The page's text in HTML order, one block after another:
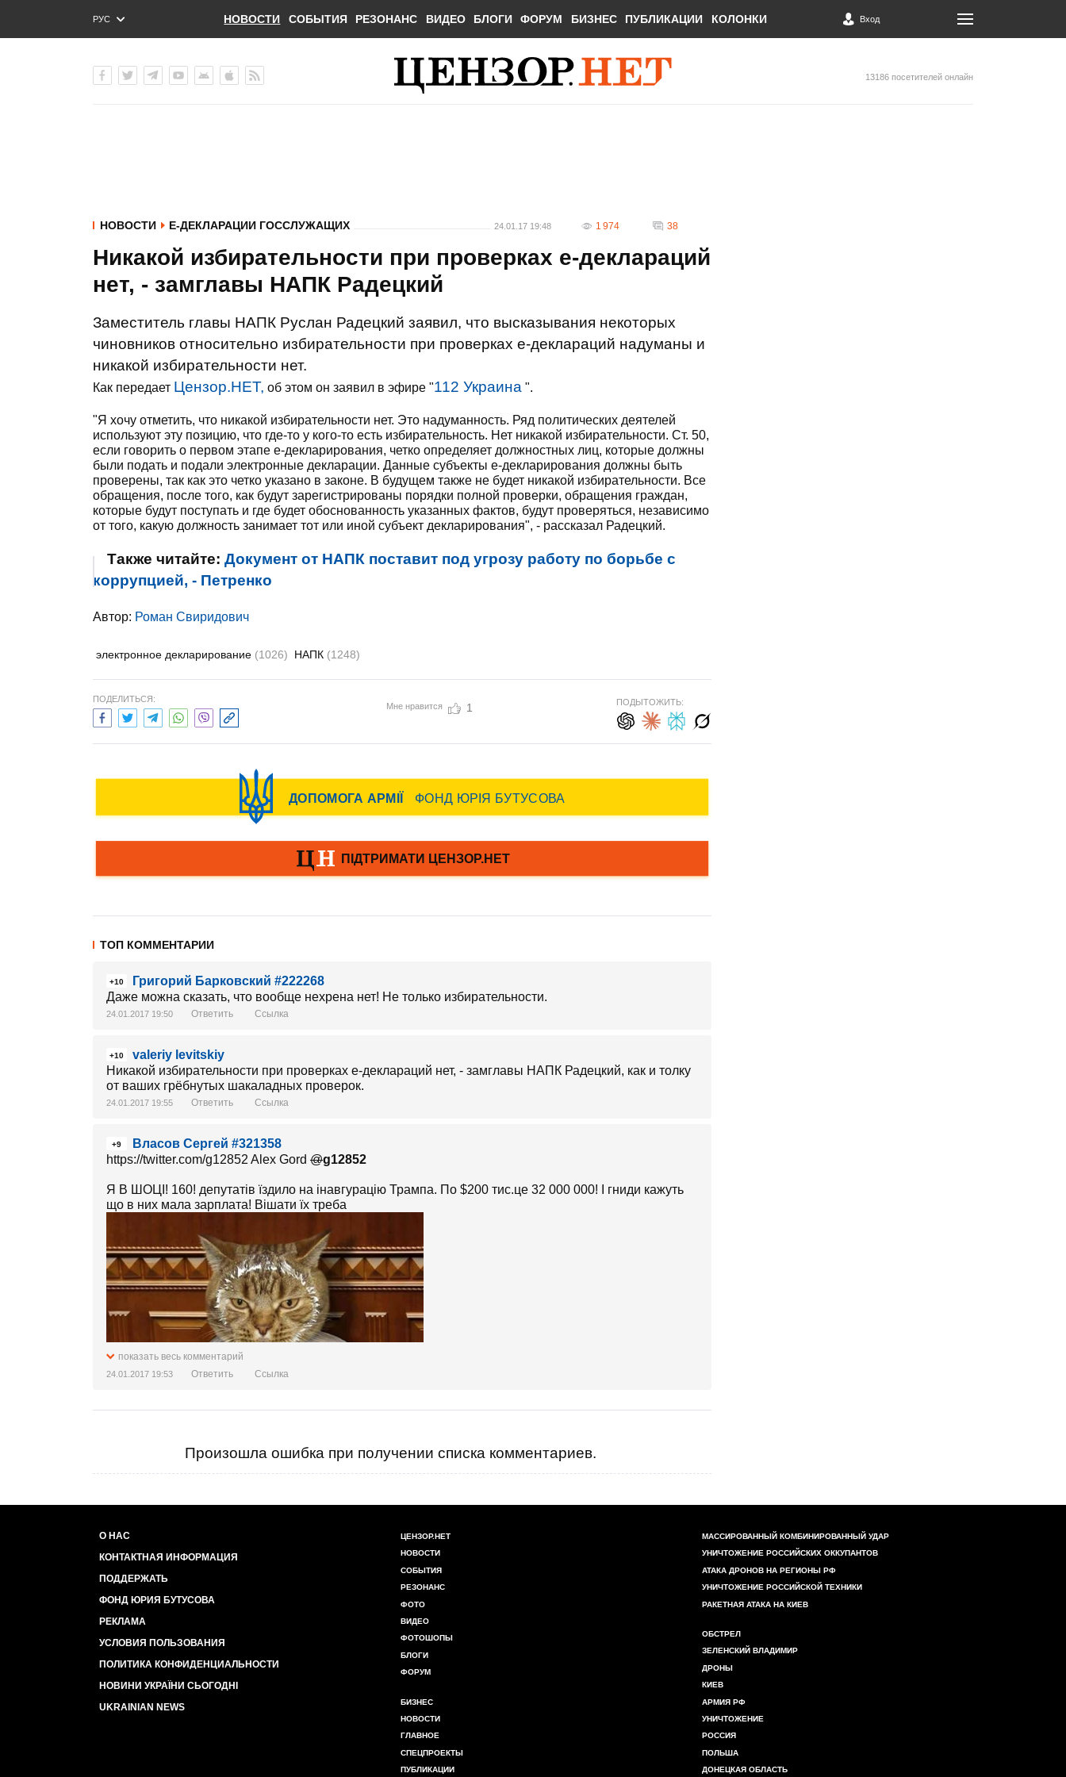
РУС
ENG
НОВОСТИ СОБЫТИЯ РЕЗОНАНС ВИДЕО БЛОГИ ФОРУМ БИЗНЕС ПУБЛИКАЦИИ КОЛОНКИ Вход
13186 посетителей онлайн
НОВОСТИ Е-ДЕКЛАРАЦИИ ГОССЛУЖАЩИХ 24.01.17 19:48 1 974 38
Никакой избирательности при проверках е-деклараций
нет, - замглавы НАПК Радецкий
Заместитель главы НАПК Руслан Радецкий заявил, что высказывания некоторых
чиновников относительно избирательности при проверках е-деклараций надуманы и
никакой избирательности нет.
Как передает Цензор.НЕТ, об этом он заявил в эфире "112 Украина ".
"Я хочу отметить, что никакой избирательности нет. Это надуманность. Ряд политических деятелей
используют эту позицию, что где-то у кого-то есть избирательность. Нет никакой избирательности. Ст. 50,
если говорить о первом этапе е-декларирования, четко определяет должностных лиц, которые должны
были подать и подали электронные декларации. Данные субъекты е-декларирования должны быть
проверены, так как это четко указано в законе. В будущем также не будет никакой избирательности. Все
обращения, после того, как будут зарегистрированы порядки полной проверки, обращения граждан,
которые будут поступать и где будет обоснованность указанных фактов, будут проверяться, независимо
от того, какую должность занимает тот или иной субъект декларирования", - рассказал Радецкий.
Также читайте: Документ от НАПК поставит под угрозу работу по борьбе с
коррупцией, - Петренко
Автор: Роман Свиридович
электронное декларирование (1026) НАПК (1248)
ПОДЕЛИТЬСЯ:
Мне нравится 1 ПОДЫТОЖИТЬ:
ТОП КОММЕНТАРИИ
+10
Григорий Барковский #222268
Даже можна сказать, что вообще нехрена нет! Не только избирательности.
24.01.2017 19:50 Ответить Ссылка
+10
valeriy levitskiy
Никакой избирательности при проверках е-деклараций нет, - замглавы НАПК Радецкий, как и толку
от ваших грёбнутых шакаладных проверок.
24.01.2017 19:55 Ответить Ссылка
+9
Власов Сергей #321358
@g12852
Я В ШОЦІ! 160! депутатів їздило на інавгурацію Трампа. По $200 тис.це 32 000 000! І гниди кажуть
що в них мала зарплата! Вішати їх треба
показать весь комментарий
24.01.2017 19:53 Ответить Ссылка
Произошла ошибка при получении списка комментариев.
О НАС
КОНТАКТНАЯ ИНФОРМАЦИЯ
ПОДДЕРЖАТЬ
ФОНД ЮРИЯ БУТУСОВА
РЕКЛАМА
УСЛОВИЯ ПОЛЬЗОВАНИЯ
ПОЛИТИКА КОНФИДЕНЦИАЛЬНОСТИ
НОВИНИ УКРАЇНИ СЬОГОДНІ
UKRAINIAN NEWS
ЦЕНЗОР.НЕТ
НОВОСТИ
СОБЫТИЯ
РЕЗОНАНС
ФОТО
ВИДЕО
ФОТОШОПЫ
БЛОГИ
ФОРУМ
БИЗНЕС
НОВОСТИ
ГЛАВНОЕ
СПЕЦПРОЕКТЫ
ПУБЛИКАЦИИ
МАССИРОВАННЫЙ КОМБИНИРОВАННЫЙ УДАР
УНИЧТОЖЕНИЕ РОССИЙСКИХ ОККУПАНТОВ
АТАКА ДРОНОВ НА РЕГИОНЫ РФ
УНИЧТОЖЕНИЕ РОССИЙСКОЙ ТЕХНИКИ
РАКЕТНАЯ АТАКА НА КИЕВ
ОБСТРЕЛ
ЗЕЛЕНСКИЙ ВЛАДИМИР
ДРОНЫ
КИЕВ
АРМИЯ РФ
УНИЧТОЖЕНИЕ
РОССИЯ
ПОЛЬША
ДОНЕЦКАЯ ОБЛАСТЬ